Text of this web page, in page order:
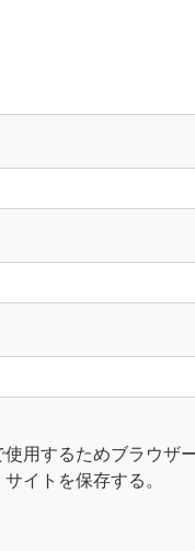
用するためブラウザ
イトを保存する。